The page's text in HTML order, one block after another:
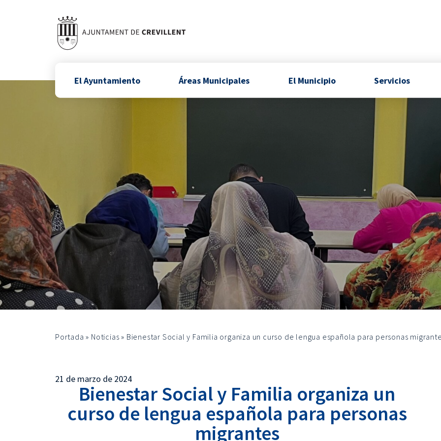
El Ayuntamiento Áreas Municipales El Municipio Servicios
Portada » Noticias » Bienestar Social y Familia organiza un curso de lengua española para personas
21 de marzo de 2024
Bienestar Social y Familia organiza un
curso de lengua española para personas
migrantes